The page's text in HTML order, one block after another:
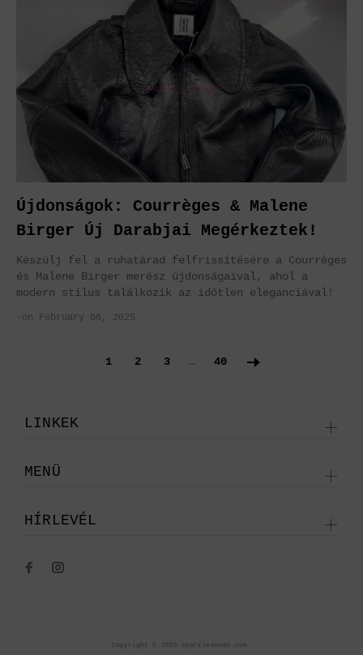
Újdonságok: Courrèges & Malene
Birger Új Darabjai Megérkeztek!
Készülj fel a ruhatárad felfrissítésére a Courrèges
és Malene Birger merész újdonságaival, ahol a
modern stílus találkozik az időtlen eleganciával!
-on February 06, 2025
1 2 3 … 40
LINKEK
MENÜ
HÍRLEVÉL
Copyright © 2025 sparklemonde.com.